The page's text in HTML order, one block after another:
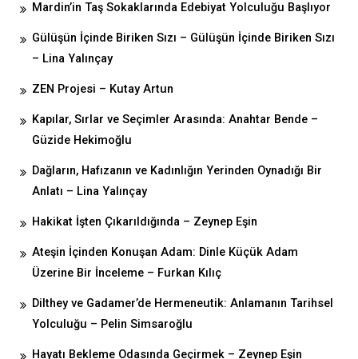
Mardin’in Taş Sokaklarında Edebiyat Yolculuğu Başlıyor
Gülüşün İçinde Biriken Sızı – Gülüşün İçinde Biriken Sızı
– Lina Yalınçay
ZEN Projesi – Kutay Artun
Kapılar, Sırlar ve Seçimler Arasında: Anahtar Bende –
Güzide Hekimoğlu
Dağların, Hafızanın ve Kadınlığın Yerinden Oynadığı Bir
Anlatı – Lina Yalınçay
Hakikat İşten Çıkarıldığında – Zeynep Eşin
Ateşin İçinden Konuşan Adam: Dinle Küçük Adam
Üzerine Bir İnceleme – Furkan Kılıç
Dilthey ve Gadamer’de Hermeneutik: Anlamanın Tarihsel
Yolculuğu – Pelin Simsaroğlu
Hayatı Bekleme Odasında Geçirmek – Zeynep Eşin